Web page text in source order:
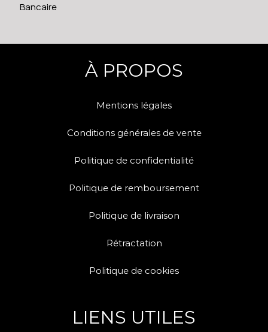
Bancaire
À PROPOS
Mentions légales
Conditions générales de vente
Politique de confidentialité
Politique de remboursement
Politique de livraison
Rétractation
Politique de cookies
LIENS UTILES